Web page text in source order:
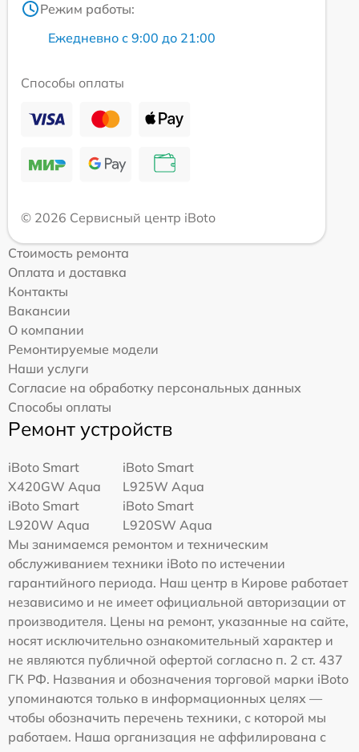
Режим работы:
Ежедневно с 9:00 до 21:00
Способы оплаты
© 2026 Сервисный центр iBoto
Стоимость ремонта
Оплата и доставка
Контакты
Вакансии
О компании
Ремонтируемые модели
Наши услуги
Согласие на обработку персональных данных
Способы оплаты
Ремонт устройств
iBoto Smart
Х420GW Aqua
iBoto Smart
L925W Aqua
iBoto Smart
L920W Aqua
iBoto Smart
L920SW Aqua
Мы занимаемся ремонтом и техническим
обслуживанием техники iBoto по истечении
гарантийного периода. Наш центр в Кирове работает
независимо и не имеет официальной авторизации от
производителя. Цены на ремонт, указанные на сайте,
носят исключительно ознакомительный характер и
не являются публичной офертой согласно п. 2 ст. 437
ГК РФ. Названия и обозначения торговой марки iBoto
упоминаются только в информационных целях —
чтобы обозначить перечень техники, с которой мы
работаем. Наша организация не аффилирована с